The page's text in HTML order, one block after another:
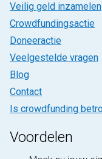
Veilig geld inzamelen
Crowdfundingsactie
Doneeractie
Veelgestelde vragen
Blog
Contact
Is crowdfunding
Voordelen